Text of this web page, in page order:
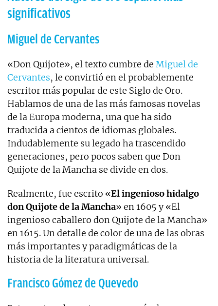
significativos
Miguel de Cervantes
«Don Quijote», el texto cumbre de Miguel de
Cervantes, le convirtió en el probablemente
escritor más popular de este Siglo de Oro.
Hablamos de una de las más famosas novelas
de la Europa moderna, una que ha sido
traducida a cientos de idiomas globales.
Indudablemente su legado ha trascendido
generaciones, pero pocos saben que Don
Quijote de la Mancha se divide en dos.
Realmente, fue escrito «El ingenioso hidalgo
don Quijote de la Mancha» en 1605 y «El
ingenioso caballero don Quijote de la Mancha»
en 1615. Un detalle de color de una de las obras
más importantes y paradigmáticas de la
historia de la literatura universal.
Francisco Gómez de Quevedo